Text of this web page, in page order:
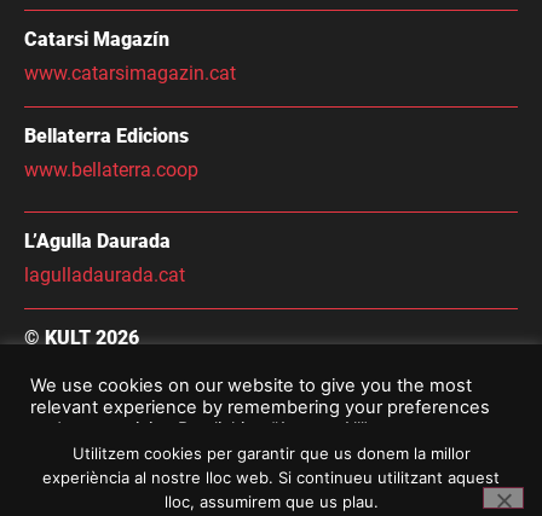
Catarsi Magazín
www.catarsimagazin.cat
Bellaterra Edicions
www.bellaterra.coop
L’Agulla Daurada
lagulladaurada.cat
© KULT 2026
Condicions Generals de Contractació
Avís Legal i Política De Privacitat
We use cookies on our website to give you the most
relevant experience by remembering your preferences
and repeat visits. By clicking “Accept All”, you consent to
the use of ALL the cookies. However, you may visit
"Cookie Settings" to provide a controlled consent.
Utilitzem cookies per garantir que us donem la millor
experiència al nostre lloc web. Si continueu utilitzant aquest
lloc, assumirem que us plau.